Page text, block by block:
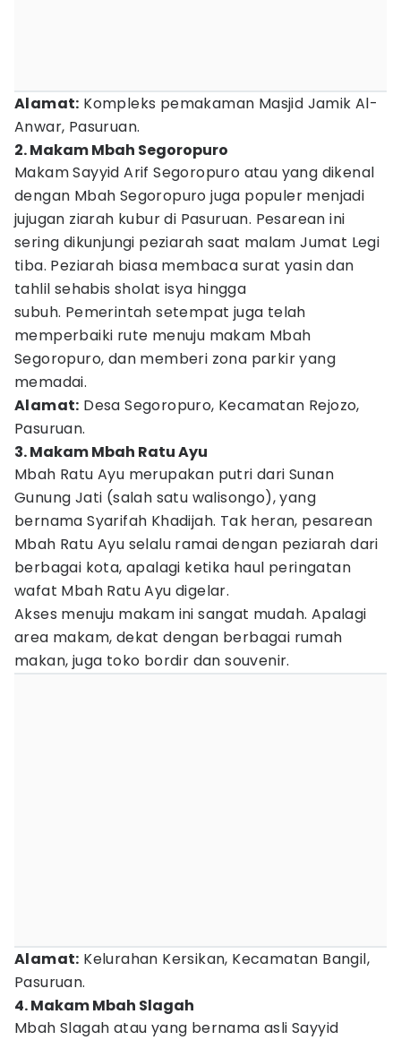
Alamat: Kompleks pemakaman Masjid Jamik Al-
Anwar, Pasuruan.
2. Makam Mbah Segoropuro
Makam Sayyid Arif Segoropuro atau yang dikenal
dengan Mbah Segoropuro juga populer menjadi
jujugan ziarah kubur di Pasuruan. Pesarean ini
sering dikunjungi peziarah saat malam Jumat Legi
tiba. Peziarah biasa membaca surat yasin dan
tahlil sehabis sholat isya hingga
subuh. Pemerintah setempat juga telah
memperbaiki rute menuju makam Mbah
Segoropuro, dan memberi zona parkir yang
memadai.
Alamat: Desa Segoropuro, Kecamatan Rejozo,
Pasuruan.
3. Makam Mbah Ratu Ayu
Mbah Ratu Ayu merupakan putri dari Sunan
Gunung Jati (salah satu walisongo), yang
bernama Syarifah Khadijah. Tak heran, pesarean
Mbah Ratu Ayu selalu ramai dengan peziarah dari
berbagai kota, apalagi ketika haul peringatan
wafat Mbah Ratu Ayu digelar.
Akses menuju makam ini sangat mudah. Apalagi
area makam, dekat dengan berbagai rumah
makan, juga toko bordir dan souvenir.
Alamat: Kelurahan Kersikan, Kecamatan Bangil,
Pasuruan.
4. Makam Mbah Slagah
Mbah Slagah atau yang bernama asli Sayyid